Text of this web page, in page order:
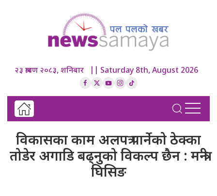
२३ श्रावण २०८३, शनिबार || Saturday 8th, August 2026
विकासका काम अलपत्र पार्नेको ठेक्का
तोडेर अगाडि बढ्नुको विकल्प छैन : मन्त्री
घिसिङ